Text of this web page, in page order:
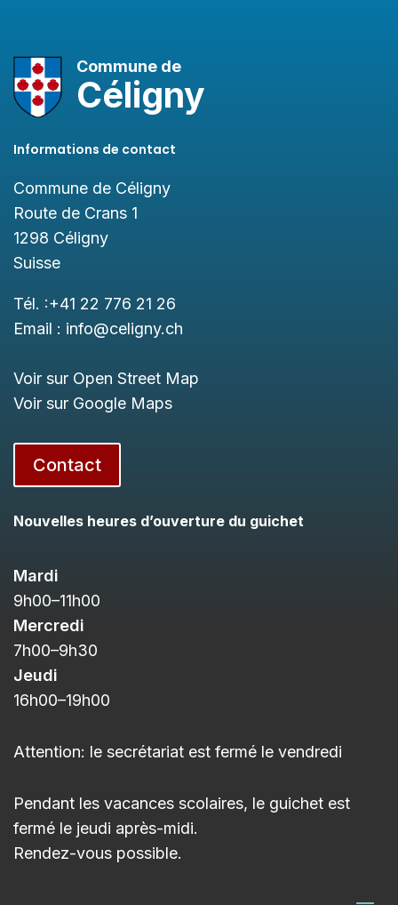
Commune de
Céligny
Informations de contact
Route de Crans 1
Tél. :+41 22 776 21 26
Email :info@celigny.ch